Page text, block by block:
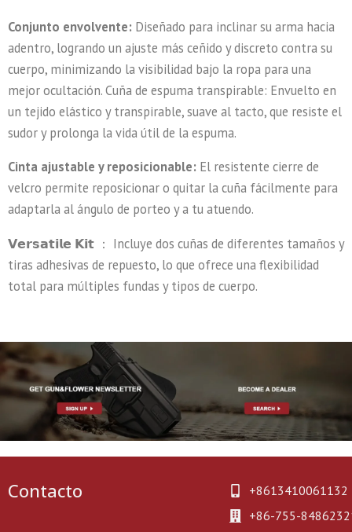
Conjunto envolvente: Diseñado para inclinar su arma hacia
adentro, logrando un ajuste más ceñido y discreto contra su
cuerpo, minimizando la visibilidad bajo la ropa para una
mejor ocultación. Cuña de espuma transpirable: Envuelto en
un tejido elástico y transpirable, suave al tacto, que resiste el
sudor y prolonga la vida útil de la espuma.
Cinta ajustable y reposicionable: El resistente cierre de
velcro permite reposicionar o quitar la cuña fácilmente para
adaptarla al ángulo de porteo y a tu atuendo.
𝗩𝗲𝗿𝘀𝗮𝘁𝗶𝗹𝗲 𝗞𝗶𝘁 ： Incluye dos cuñas de diferentes tamaños y
tiras adhesivas de repuesto, lo que ofrece una flexibilidad
total para múltiples fundas y tipos de cuerpo.
Contacto
+8613410061132
+86-755-